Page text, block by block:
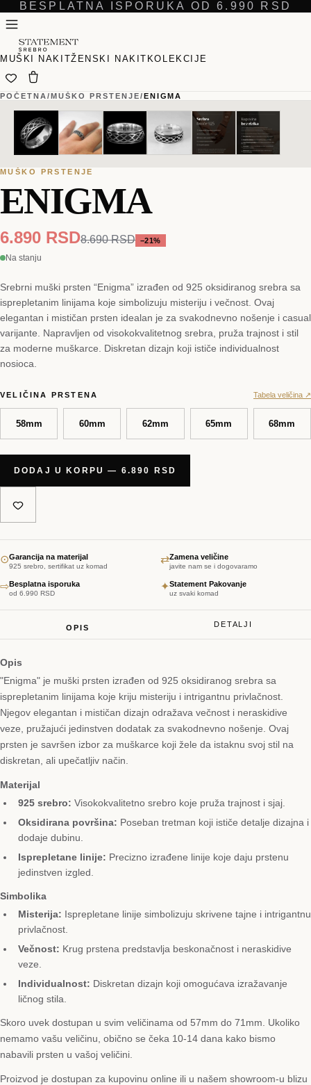
BESPLATNA ISPORUKA OD 6.990 RSD
MUŠKI NAKITŽENSKI NAKIT KOLEKCIJE
POČETNA /MUŠKO PRSTENJE/ENIGMA
/06
/06
MUŠKO PRSTENJE
ENIGMA
6.890 RSD8.690 RSD −21%
Na stanju
Srebrni muški prsten “Enigma” izrađen od 925 oksidiranog srebra sa
isprepletanim linijama koje simbolizuju misteriju i večnost. Ovaj
elegantan i mističan prsten idealan je za svakodnevno nošenje i casual
varijante. Napravljen od visokokvalitetnog srebra, pruža trajnost i stil
za moderne muškarce. Diskretan dizajn koji ističe individualnost
nosioca.
VELIČINA PRSTENA Tabela veličina ↗
58mm 60mm 62mm 65mm 68mm
DODAJ U KORPU — 6.890 RSD
⊙Garancija na materijal
925 srebro, sertifikat uz komad
⇄Zamena veličine
javite nam se i dogovaramo
⇨Besplatna isporuka
od 6.990 RSD
✦Statement Pakovanje
uz svaki komad
OPIS DETALJI
Opis
"Enigma" je muški prsten izrađen od 925 oksidiranog srebra sa
isprepletanim linijama koje kriju misteriju i intrigantnu privlačnost.
Njegov elegantan i mističan dizajn odražava večnost i neraskidive
veze, pružajući jedinstven dodatak za svakodnevno nošenje. Ovaj
prsten je savršen izbor za muškarce koji žele da istaknu svoj stil na
diskretan, ali upečatljiv način.
Materijal
925 srebro: Visokokvalitetno srebro koje pruža trajnost i sjaj.
Oksidirana površina: Poseban tretman koji ističe detalje dizajna i
dodaje dubinu.
Isprepletane linije: Precizno izrađene linije koje daju prstenu
jedinstven izgled.
Simbolika
Misterija: Isprepletane linije simbolizuju skrivene tajne i intrigantnu
privlačnost.
Večnost: Krug prstena predstavlja beskonačnost i neraskidive
veze.
Individualnost: Diskretan dizajn koji omogućava izražavanje
ličnog stila.
Skoro uvek dostupan u svim veličinama od 57mm do 71mm. Ukoliko
nemamo vašu veličinu, obično se čeka 10-14 dana kako bismo
nabavili prsten u vašoj veličini.
Proizvod je dostupan za kupovinu online ili u našem showroom-u blizu